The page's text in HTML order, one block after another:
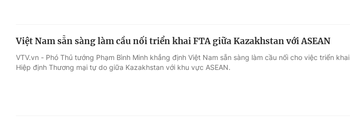
Việt Nam sẵn sàng làm cầu nối triển khai FTA giữa Kazakhstan với ASEAN
VTV.vn - Phó Thủ tướng Phạm Bình Minh khẳng định Việt Nam sẵn sàng làm cầu nối cho việc triển khai
Hiệp định Thương mại tự do giữa Kazakhstan với khu vực ASEAN.